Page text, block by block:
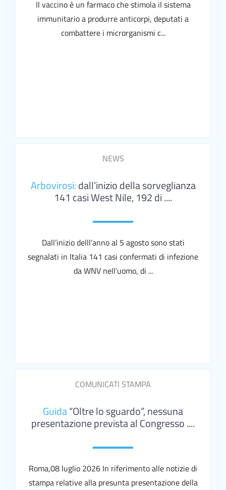
Il vaccino è un farmaco che stimola il sistema
immunitario a produrre anticorpi, deputati a
combattere i microrganismi c...
NEWS
Arbovirosi:dall’inizio della sorveglianza
141 casi West Nile, 192 di ....
Dall’inizio delll’anno al 5 agosto sono stati
segnalati in Italia 141 casi confermati di infezione
da WNV nell’uomo, di ...
COMUNICATI STAMPA
Guida“Oltre lo sguardo”, nessuna
presentazione prevista al Congresso ....
Roma,08 luglio 2026 In riferimento alle notizie di
stampa relative alla presunta presentazione della